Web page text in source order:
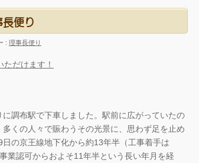
便り
: 理事長便り
だけます！
調布駅で下車しました。駅前に広がっていたの
くの人々で賑わうその光景に、思わず足を止め
の京王線地下化から約13年半（工事着手は
業認可からおよそ11年半という長い年月を経